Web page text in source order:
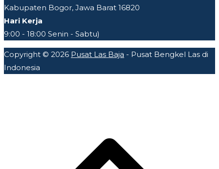
Kabupaten Bogor, Jawa Barat 16820
Hari Kerja
9:00 - 18:00 Senin - Sabtu)
Copyright © 2026 Pusat Las Baja - Pusat Bengkel Las di
Indonesia